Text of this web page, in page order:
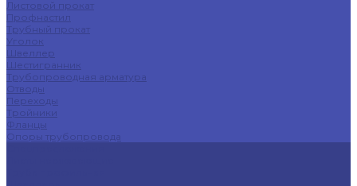
Листовой прокат
Профнастил
Трубный прокат
Уголок
Швеллер
Шестигранник
Трубопроводная арматура
Отводы
Переходы
Тройники
Фланцы
Опоры трубопровода